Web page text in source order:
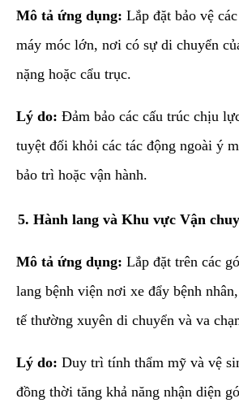
Mô tả ứng dụng: Lắp đặt bảo vệ
máy móc lớn, nơi có sự di chuyển
nặng hoặc cẩu trục.
Lý do: Đảm bảo các cấu trúc chịu
tuyệt đối khỏi các tác động ngoài ý
bảo trì hoặc vận hành.
​5. Hành lang và Khu vực Vận
Mô tả ứng dụng: Lắp đặt trên các
lang bệnh viện nơi xe đẩy bệnh
tế thường xuyên di chuyển và va
Lý do: Duy trì tính thẩm mỹ và vệ
đồng thời tăng khả năng nhận diện